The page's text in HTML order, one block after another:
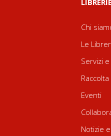
Chi
Le
Servizi
Eventi
Notizie